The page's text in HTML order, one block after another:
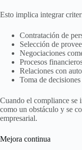
Esto implica integrar
Contratación de
Selección de
Negociaciones
Procesos
Relaciones con
Toma de decisiones
Cuando el compliance se
como un obstáculo y se
empresarial.
Mejora continua